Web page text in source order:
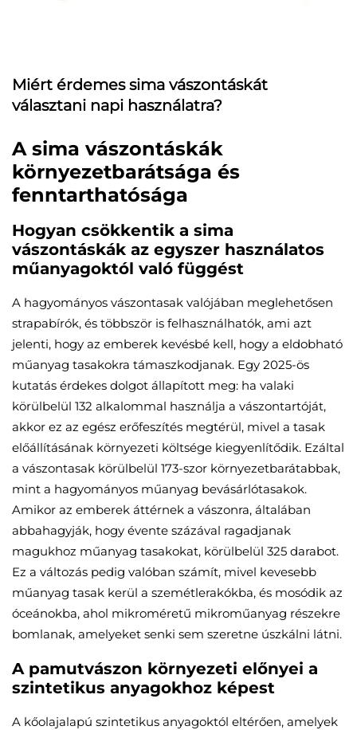
Miért érdemes sima vászontáskát
választani napi használatra?
A sima vászontáskák
környezetbarátsága és
fenntarthatósága
Hogyan csökkentik a sima
vászontáskák az egyszer használatos
műanyagoktól való függést
A hagyományos vászontasak valójában meglehetősen
strapabírók, és többször is felhasználhatók, ami azt
jelenti, hogy az emberek kevésbé kell, hogy a eldobható
műanyag tasakokra támaszkodjanak. Egy 2025-ös
kutatás érdekes dolgot állapított meg: ha valaki
körülbelül 132 alkalommal használja a vászontartóját,
akkor ez az egész erőfeszítés megtérül, mivel a tasak
előállításának környezeti költsége kiegyenlítődik. Ezáltal
a vászontasak körülbelül 173-szor környezetbarátabbak,
mint a hagyományos műanyag bevásárlótasakok.
Amikor az emberek áttérnek a vászonra, általában
abbahagyják, hogy évente százával ragadjanak
magukhoz műanyag tasakokat, körülbelül 325 darabot.
Ez a változás pedig valóban számít, mivel kevesebb
műanyag tasak kerül a szemétlerakókba, és mosódik az
óceánokba, ahol mikroméretű mikroműanyag részekre
bomlanak, amelyeket senki sem szeretne úszkálni látni.
A pamutvászon környezeti előnyei a
szintetikus anyagokhoz képest
A kőolajalapú szintetikus anyagoktól eltérően, amelyek